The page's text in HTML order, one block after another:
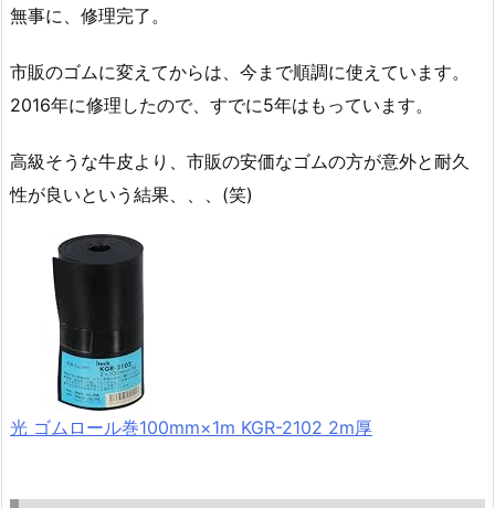
無事に、修理完了。
市販のゴムに変えてからは、今まで順調に使えています。
2016年に修理したので、すでに5年はもっています。
高級そうな牛皮より、市販の安価なゴムの方が意外と耐久
性が良いという結果、、、(笑)
光 ゴムロール巻100mm×1m KGR-2102 2m厚